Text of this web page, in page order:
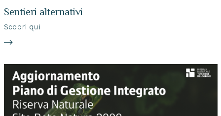
Sentieri alternativi
Scopri qui